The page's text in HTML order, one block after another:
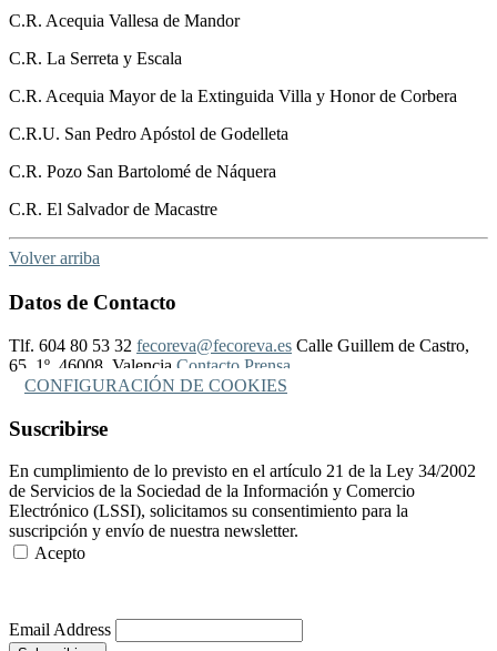
C.R. Acequia Vallesa de Mandor
C.R. La Serreta y Escala
C.R. Acequia Mayor de la Extinguida Villa y Honor de Corbera
C.R.U. San Pedro Apóstol de Godelleta
C.R. Pozo San Bartolomé de Náquera
C.R. El Salvador de Macastre
Volver arriba
Datos de Contacto
Tlf. 604 80 53 32 fecoreva@fecoreva.es Calle Guillem de Castro,
65, 1º, 46008, Valencia Contacto Prensa
CONFIGURACIÓN DE COOKIES
Suscribirse
En cumplimiento de lo previsto en el artículo 21 de la Ley 34/2002
de Servicios de la Sociedad de la Información y Comercio
Electrónico (LSSI), solicitamos su consentimiento para la
suscripción y envío de nuestra newsletter.
Acepto
Email Address